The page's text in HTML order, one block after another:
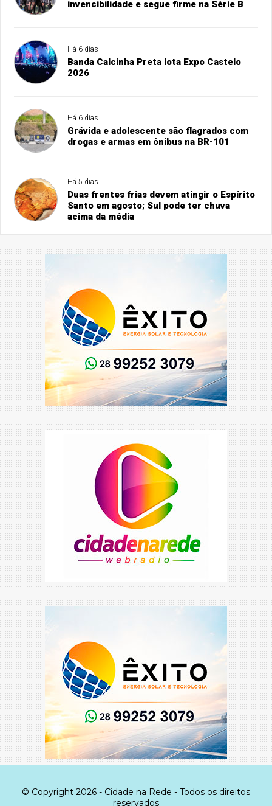
invencibilidade e segue firme na Série B
Há 6 dias
Banda Calcinha Preta lota Expo Castelo
2026
Há 6 dias
Grávida e adolescente são flagrados com
drogas e armas em ônibus na BR-101
Há 5 dias
Duas frentes frias devem atingir o Espírito
Santo em agosto; Sul pode ter chuva
acima da média
© Copyright 2026 - Cidade na Rede - Todos os direitos
reservados